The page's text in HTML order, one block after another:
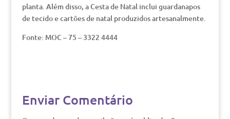
planta. Além disso, a Cesta de Natal inclui guardanapos
de tecido e cartões de natal produzidos artesanalmente.
Fonte: MOC – 75 – 3322 4444
Enviar Comentário